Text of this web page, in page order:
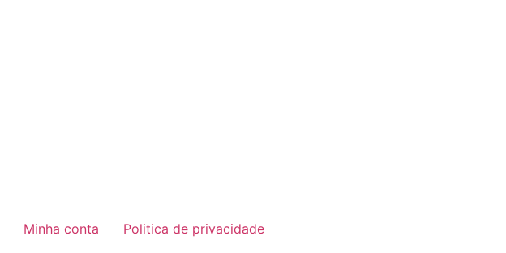
Minha conta
Politica de privacidade